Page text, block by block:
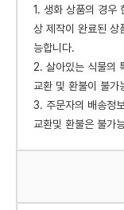
1. 생화 상품의 경우
상 제작이 완료된 상
능합니다.
2. 살아있는 식물의
교환 및 환불이 불가
3. 주문자의 배송정
교환및 환불은 불가